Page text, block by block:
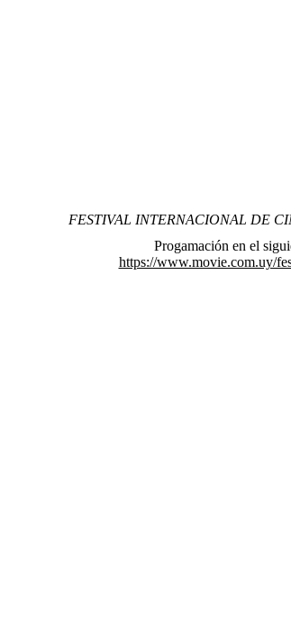
FESTIVAL INTERNACIONAL DE
Progamación en el
https://www.movie.com.uy/